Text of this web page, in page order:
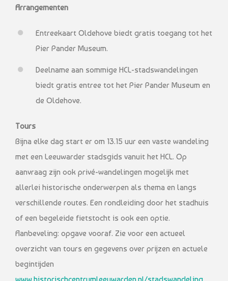
Arrangementen
Entreekaart Oldehove biedt gratis toegang tot het
Pier Pander Museum.
Deelname aan sommige HCL-stadswandelingen
biedt gratis entree tot het Pier Pander Museum en
de Oldehove.
Tours
Bijna elke dag start er om 13.15 uur een vaste wandeling
met een Leeuwarder stadsgids vanuit het HCL. Op
aanvraag zijn ook privé-wandelingen mogelijk met
allerlei historische onderwerpen als thema en langs
verschillende routes. Een rondleiding door het stadhuis
of een begeleide fietstocht is ook een optie.
Aanbeveling: opgave vooraf. Zie voor een actueel
overzicht van tours en gegevens over prijzen en actuele
begintijden
www.historischcentrumleeuwarden.nl/stadswandeling